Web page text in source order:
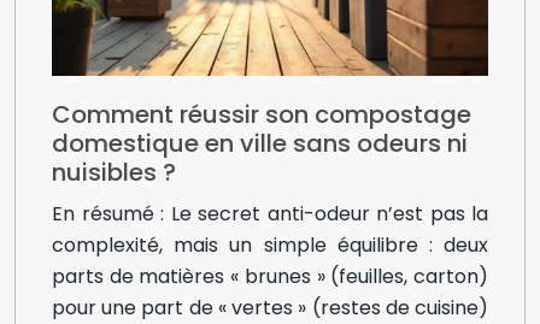
Comment réussir son compostage
domestique en ville sans odeurs ni
nuisibles ?
En résumé : Le secret anti-odeur n’est pas la
complexité, mais un simple équilibre : deux
parts de matières « brunes » (feuilles, carton)
pour une part de « vertes » (restes de cuisine)